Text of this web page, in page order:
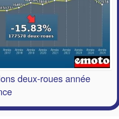
deux-roues année